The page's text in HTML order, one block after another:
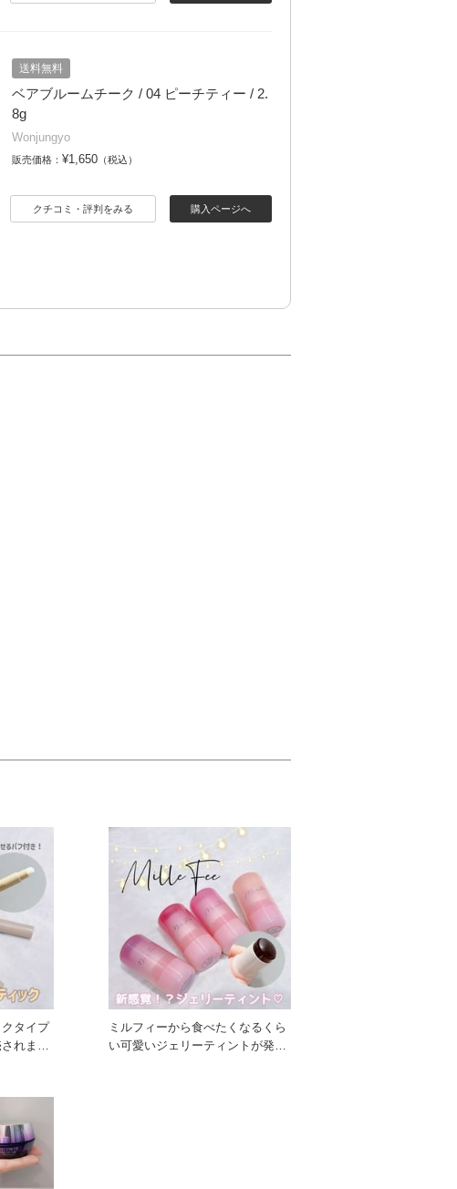
送料無料
ベアブルームチーク / 04 ピーチティー / 2.
8g
Wonjungyo
販売価格： ¥1,650 （税込）
購入ページへ
クチコミ・評判をみる
タイプ
れまし
ミルフィーから食べたくなるくら
い可愛いジェリーティントが発